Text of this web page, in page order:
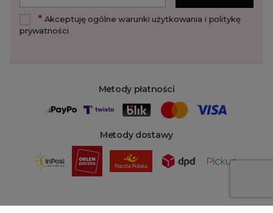
Metody płatności
Metody dostawy
*Akceptuję ogólne warunki użytkowania i politykę
prywatności